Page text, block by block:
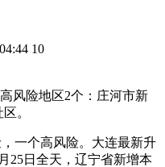
10
风险地区2个：庄河市新
。
一个高风险。大连最新升
25日全天，辽宁省新增本